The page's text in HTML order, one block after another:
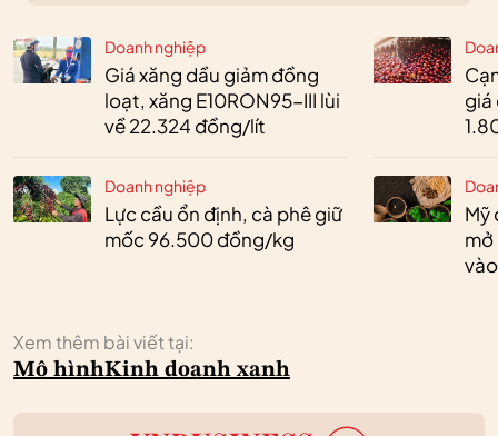
Doanh nghiệp
Giá xăng dầu giảm đồng
loạt, xăng E10RON95-III lùi
về 22.324 đồng/lít
Doanh nghiệp
Lực cầu ổn định, cà phê giữ
mốc 96.500 đồng/kg
giá
Mỹ
Xem thêm bài viết tại:
Mô hìnhKinh doanh xanh